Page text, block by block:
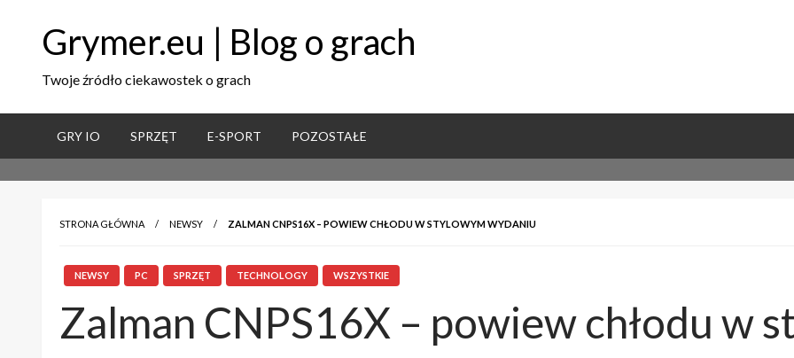
Grymer.eu | Blog o grach
Twoje źródło ciekawostek o grach
GRY IO SPRZĘT E-SPORT POZOSTAŁE
STRONA GŁÓWNA NEWSY ZALMAN CNPS16X – POWIEW CHŁODU W STYLOWYM WYDANIU
NEWSY PC SPRZĘT TECHNOLOGY WSZYSTKIE
Zalman CNPS16X – powiew chłodu w